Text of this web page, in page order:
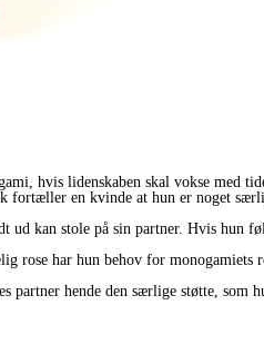
hvis lidenskaben skal vokse med
fortæller en kvinde at hun er noget
kan stole på sin partner. Hvis hun
rose har hun behov for monogamiets
hende den særlige støtte, som